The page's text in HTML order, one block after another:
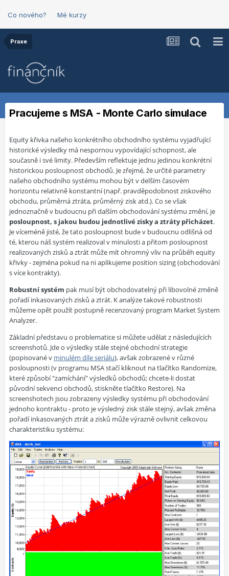
Co nového? Mé kurzy
Praxe
Pracujeme s MSA - Monte Carlo simulace
Equity křivka našeho konkrétního obchodního systému vyjadřující
historické výsledky má nespornou vypovídající schopnost, ale
současně i své limity. Především reflektuje jednu jedinou konkrétní
historickou posloupnost obchodů. Je zřejmé, že určité parametry
našeho obchodního systému mohou být v delším časovém
horizontu relativně konstantní (např. pravděpodobnost ziskového
obchodu, průměrná ztráta, průměrný zisk atd.). Co se však
jednoznačně v budoucnu při dalším obchodování systému změní, je
posloupnost, s jakou budou jednotlivé zisky a ztráty přicházet.
Je víceméně jisté, že tato posloupnost bude v budoucnu odlišná od
té, kterou náš systém realizoval v minulosti a přitom posloupnost
realizovaných zisků a ztrát může mít ohromný vliv na průběh equity
křivky - zejména pokud na ni aplikujeme position sizing (obchodování
s více kontrakty).
Robustní systém pak musí být obchodovatelný při libovolné změně
pořadí inkasovaných zisků a ztrát. K analýze takové robustnosti
můžeme opět použít postupně recenzovaný program Market System
Analyzer.
Základní představu o problematice si můžete udělat z následujících
screenshotů. Jde o výsledky stále stejné obchodní strategie
(popisované v minulém díle seriálu), avšak zobrazené v různé
posloupnosti (v programu MSA stačí kliknout na tlačítko Randomize,
které způsobí "zamíchání" výsledků obchodů; chcete-li dostat
původní sekvenci obchodů, stiskněte tlačítko Restore). Na
screenshotech jsou zobrazeny výsledky systému při obchodování
jednoho kontraktu - proto je výsledný zisk stále stejný, avšak změna
pořadí inkasovaných ztrát a zisků může výrazně ovlivnit celkovou
charakteristiku systému: